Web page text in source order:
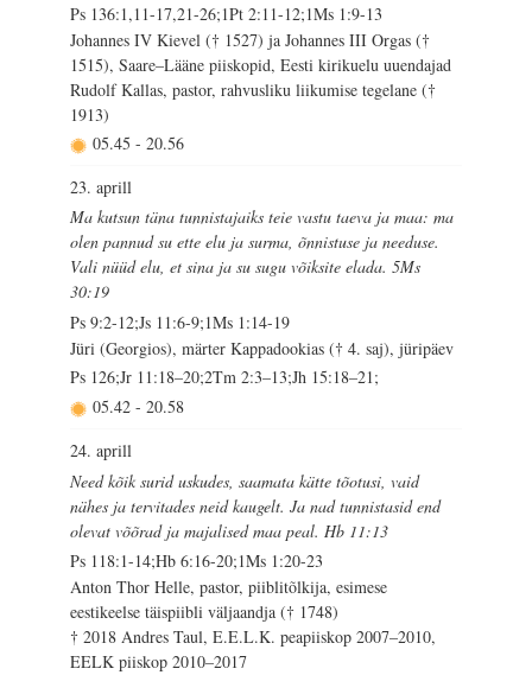
Ps 136:1,11-17,21-26;1Pt 2:11-12;1Ms 1:9-13
Johannes IV Kievel († 1527) ja Johannes III Orgas (†
1515), Saare–Lääne piiskopid, Eesti kirikuelu uuendajad
Rudolf Kallas, pastor, rahvusliku liikumise tegelane (†
1913)
05.45 - 20.56
23. aprill
Ma kutsun täna tunnistajaiks teie vastu taeva ja maa: ma
olen pannud su ette elu ja surma, õnnistuse ja needuse.
Vali nüüd elu, et sina ja su sugu võiksite elada. 5Ms
30:19
Ps 9:2-12;Js 11:6-9;1Ms 1:14-19
Jüri (Georgios), märter Kappadookias († 4. saj), jüripäev
Ps 126;Jr 11:18–20;2Tm 2:3–13;Jh 15:18–21;
05.42 - 20.58
24. aprill
Need kõik surid uskudes, saamata kätte tõotusi, vaid
nähes ja tervitades neid kaugelt. Ja nad tunnistasid end
olevat võõrad ja majalised maa peal. Hb 11:13
Ps 118:1-14;Hb 6:16-20;1Ms 1:20-23
Anton Thor Helle, pastor, piiblitõlkija, esimese
eestikeelse täispiibli väljaandja († 1748)
† 2018 Andres Taul, E.E.L.K. peapiiskop 2007–2010,
EELK piiskop 2010–2017